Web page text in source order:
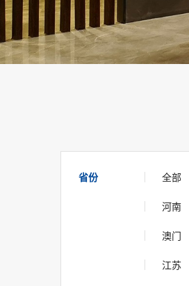
省份 全部
河南
澳门
江苏